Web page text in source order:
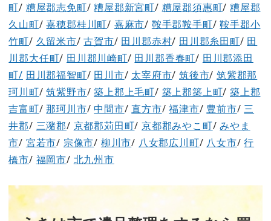
町/ 糟屋郡志免町/糟屋郡新宮町/ 糟屋郡須惠町/糟屋郡
久山町/嘉穂郡桂川町/ 嘉麻市/ 鞍手郡鞍手町/鞍手郡小
竹町/ 久留米市/古賀市/ 田川郡赤村/ 田川郡糸田町/ 田
川郡大任町/ 田川郡川崎町/ 田川郡香春町/ 田川郡添田
町/ 田川郡福智町/ 田川市/ 太宰府市/筑後市/筑紫郡那
珂川町/筑紫野市/築上郡上毛町/ 築上郡築上町/築上郡
吉富町/那珂川市/中間市/直方市/福津市/ 豊前市/三
井郡/ 三潴郡/ 京都郡苅田町/京都郡みやこ町/みやま
市/ 宮若市/ 宗像市/ 柳川市/ 八女郡広川町/ 八女市/行
橋市/ 福岡市/ 北九州市